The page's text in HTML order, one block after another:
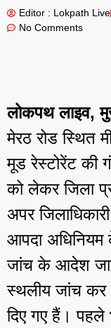
Editor : Lokpath Live
No Comments
लोकपथ लाइव,
मेरठ रोड स्थित
मूड रेस्टोरेंट की
को लेकर जिला
अपर
आपदा अधिनियम
जांच के आदेश
स्थलीय जांच कर
दिए गए हैं। पहले